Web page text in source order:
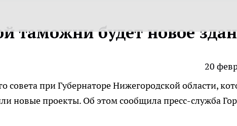
таможни будет новое
20
совета при Губернаторе Нижегородской области,
новые проекты. Об этом сообщила пресс-служба